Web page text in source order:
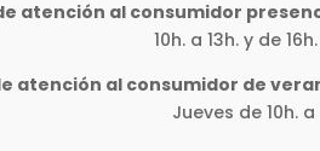
atención al consumidor
10h. a 13h. y de
atención al consumidor de
Jueves de 10h. a